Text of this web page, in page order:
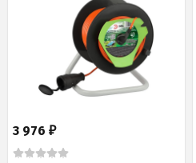
3 976 ₽